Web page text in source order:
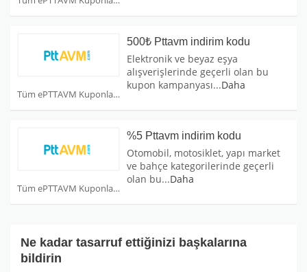
Tüm ePTTAVM Kuponları
500₺ Pttavm indirim kodu
Elektronik ve beyaz eşya
alışverişlerinde geçerli olan bu
kupon kampanyası...Daha
Tüm ePTTAVM Kuponları
%5 Pttavm indirim kodu
Otomobil, motosiklet, yapı market
ve bahçe kategorilerinde geçerli
olan bu...Daha
Ne kadar tasarruf ettiğinizi başkalarına
bildirin